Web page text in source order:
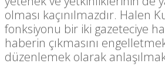
olması kaçınılmazdır. Halen
fonksiyonu bir iki gazeteciye
haberin çıkmasını
düzenlemek olarak